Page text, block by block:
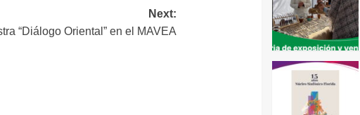
Next:
“Diálogo Oriental” en el MAVEA